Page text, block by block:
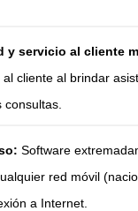
y servicio al cliente
cliente al brindar
Software
red móvil
a Internet.